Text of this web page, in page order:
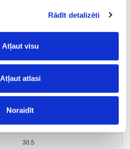
Rādīt detalizēti
Atļaut visu
Atļaut atlasi
Noraidīt
Klaviervira 30.5x2300mm
-
-
30.5